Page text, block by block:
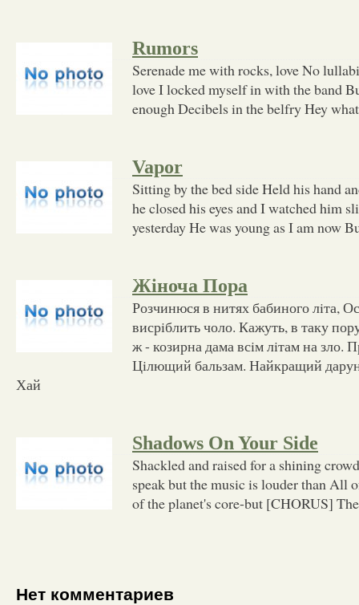
Rumors
Serenade me with rocks, love No
love I locked myself in with the band
enough Decibels in the belfry Hey
Vapor
Sitting by the bed side Held his hand
he closed his eyes and I watched him
yesterday He was young as I am now
Жіноча Пора
Розчинюся в нитях бабиного лiта,
висрiблить чоло. Кажуть, в таку
ж - козирна дама всiм лiтам на зло.
Цiлющий бальзам. Найкращий
Хай
Shadows On Your Side
Shackled and raised for a shining
speak but the music is louder than All
of the planet's core-but [CHORUS]
Нет комментариев